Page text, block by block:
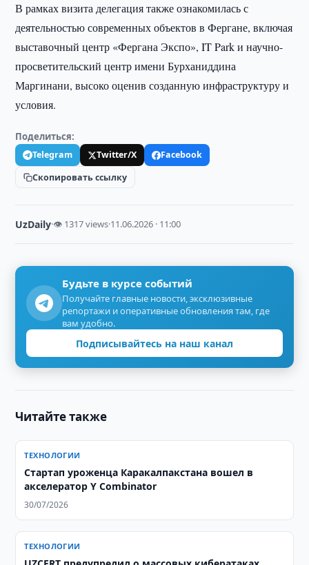
В рамках визита делегация также ознакомилась с
деятельностью современных объектов в Фергане, включая
выставочный центр «Фергана Экспо», IT Park и научно-
просветительский центр имени Бурханиддина
Маргинани, высоко оценив созданную инфраструктуру и
условия.
Поделиться:
Telegram Twitter/X
Facebook
Скопировать ссылку
UzDaily·👁 1317 views·11.06.2026 · 11:00
Будьте в курсе событий
Получайте главные новости, эксклюзивные
репортажи и оперативные обновления там, где
вам удобно.
Подписывайтесь на наш канал
Читайте также
ТЕХНОЛОГИИ
Стартап уроженца Каракалпакстана вошел в
акселератор Y Combinator
30/07/2026
ТЕХНОЛОГИИ